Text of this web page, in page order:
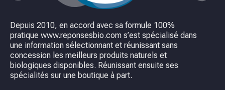
Depuis 2010, en accord avec sa formule 100%
pratique www.reponsesbio.com s’est spécialisé dans
une information sélectionnant et réunissant sans
concession les meilleurs produits naturels et
biologiques disponibles. Réunissant ensuite ses
spécialités sur une boutique à part.